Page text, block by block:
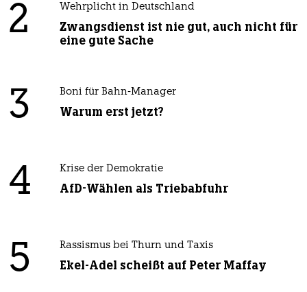
2 Wehrplicht in Deutschland
Zwangsdienst ist nie gut, auch nicht für
eine gute Sache
3 Boni für Bahn-Manager
Warum erst jetzt?
4 Krise der Demokratie
AfD-Wählen als Triebabfuhr
5 Rassismus bei Thurn und Taxis
Ekel-Adel scheißt auf Peter Maffay